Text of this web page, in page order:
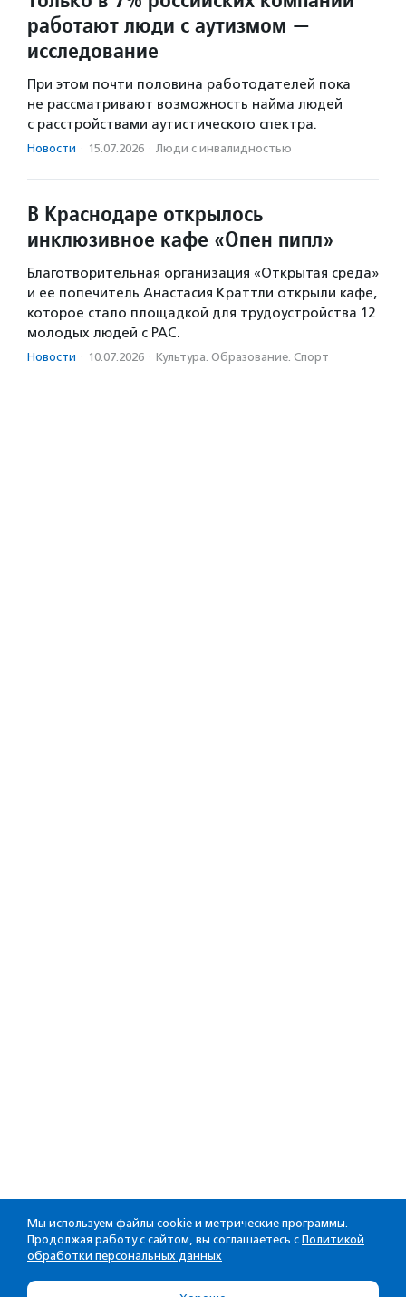
работают люди с аутизмом —
исследование
При этом почти половина работодателей пока
не рассматривают возможность найма людей
с расстройствами аутистического спектра.
Новости · 15.07.2026 · Люди с инвалидностью
В Краснодаре открылось
инклюзивное кафе «Опен пипл»
Благотворительная организация «Открытая среда»
и ее попечитель Анастасия Краттли открыли кафе,
которое стало площадкой для трудоустройства 12
молодых людей с РАС.
Новости · 10.07.2026 · Культура. Образование. Спорт
Мы используем файлы cookie и метрические программы.
Продолжая работу с сайтом, вы соглашаетесь с Политикой
обработки персональных данных